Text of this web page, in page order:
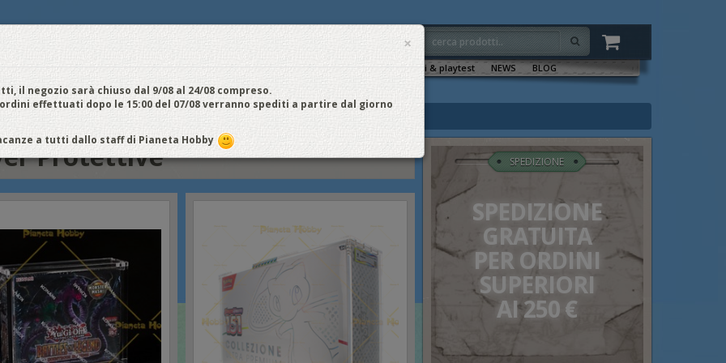
Chi Siamo Vantaggi Aiuto Metodi di pagamento Sala tornei & playtest NEWS
BLOG
/ REGISTRATI
Protettive SPEDIZIONE
SPEDIZIONE
GRATUITA
PER ORDINI
SUPERIORI
AI 250 €
×
il negozio sarà chiuso dal 9/08 al 24/08 compreso.
effettuati dopo le 15:00 del 07/08 verranno spediti a partire dal giorno
a tutti dallo staff di Pianeta Hobby